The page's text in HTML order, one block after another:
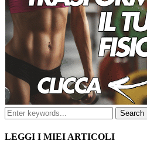
LEGGI I MIEI ARTICOLI